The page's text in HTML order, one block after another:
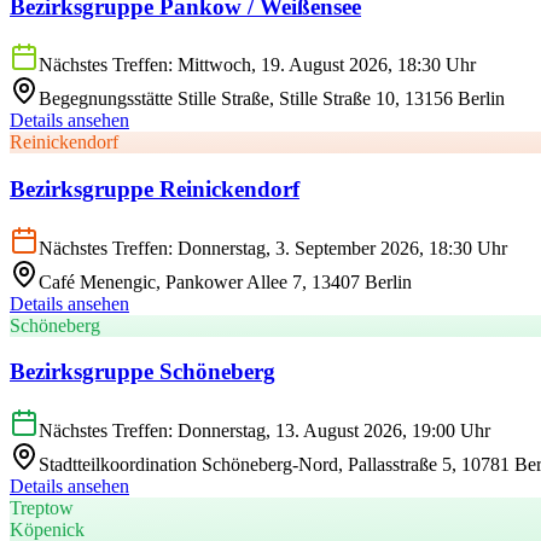
Bezirksgruppe Pankow / Weißensee
Nächstes Treffen: Mittwoch, 19. August 2026, 18:30 Uhr
Begegnungsstätte Stille Straße, Stille Straße 10, 13156 Berlin
Details ansehen
Reinickendorf
Bezirksgruppe Reinickendorf
Nächstes Treffen: Donnerstag, 3. September 2026, 18:30 Uhr
Café Menengic, Pankower Allee 7, 13407 Berlin
Details ansehen
Schöneberg
Bezirksgruppe Schöneberg
Nächstes Treffen: Donnerstag, 13. August 2026, 19:00 Uhr
Stadtteilkoordination Schöneberg-Nord, Pallasstraße 5, 10781
Details ansehen
Treptow
Köpenick